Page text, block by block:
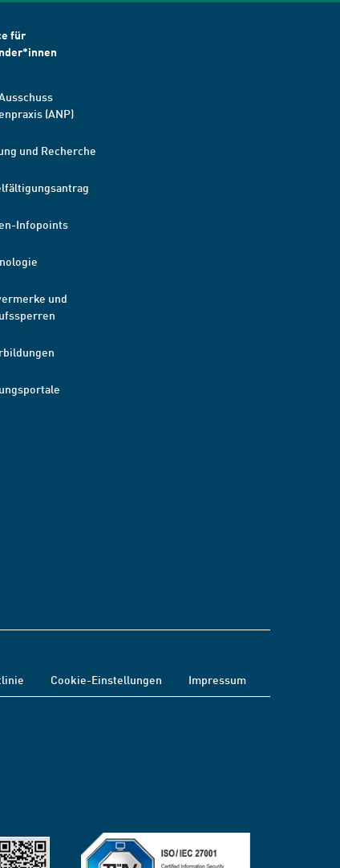
für
(ANP)
und Recherche
Infopoints
und
Cookie-Einstellungen Impressum